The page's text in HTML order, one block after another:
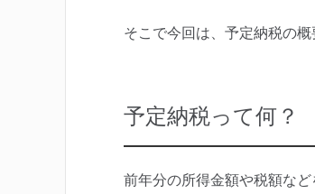
そこで今回は、予定納税の
予定納税って何？
前年分の所得金額や税額な